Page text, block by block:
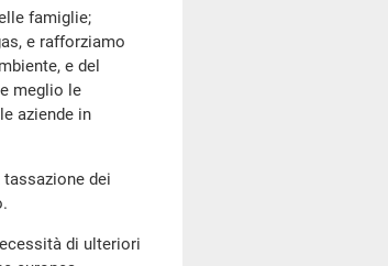
famiglie;
e rafforziamo
e del
meglio le
aziende in
dei
di ulteriori